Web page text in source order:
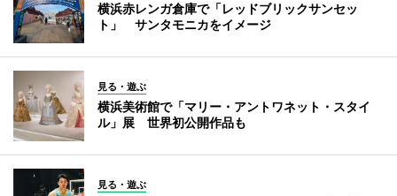
横浜赤レンガ倉庫で「レッドブリックサンセッ
ト」 サンタモニカをイメージ
見る・遊ぶ
横浜美術館で「マリー・アントワネット・スタイ
ル」展 世界初公開作品も
見る・遊ぶ